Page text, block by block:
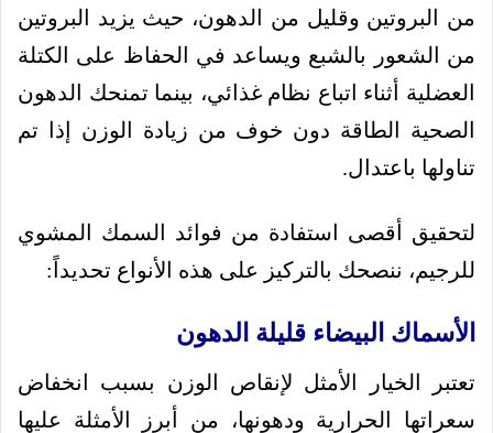
من البروتين وقليل من الدهون، حيث يزيد البروتين
من الشعور بالشبع ويساعد في الحفاظ على الكتلة
العضلية أثناء اتباع نظام غذائي، بينما تمنحك الدهون
الصحية الطاقة دون خوف من زيادة الوزن إذا تم
تناولها باعتدال.
لتحقيق أقصى استفادة من فوائد السمك المشوي
للرجيم، ننصحك بالتركيز على هذه الأنواع تحديداً:
الأسماك البيضاء قليلة الدهون
تعتبر الخيار الأمثل لإنقاص الوزن بسبب انخفاض
سعراتها الحرارية ودهونها، من أبرز الأمثلة عليها